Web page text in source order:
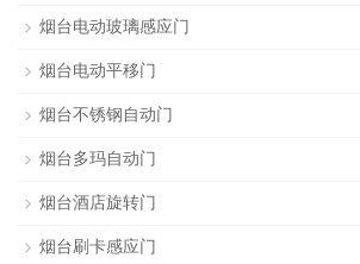
烟台电动玻璃感应门
烟台电动平移门
烟台不锈钢自动门
烟台多玛自动门
烟台酒店旋转门
烟台刷卡感应门